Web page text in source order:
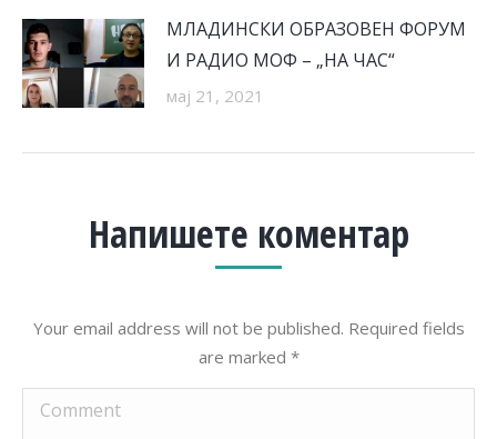
МЛАДИНСКИ ОБРАЗОВЕН ФОРУМ
И РАДИО МОФ – „НА ЧАС“
мај 21, 2021
Напишете коментар
Your email address will not be published. Required fields
are marked *
Comment